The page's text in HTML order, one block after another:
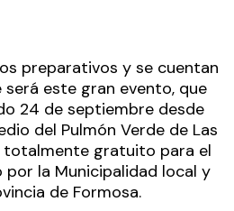
preparativos y se cuentan
este gran evento, que
24 de septiembre desde
del Pulmón Verde de Las
totalmente gratuito para el
la Municipalidad local y
de Formosa.